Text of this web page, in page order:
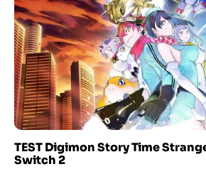
TEST Digimon Story Time
Switch 2